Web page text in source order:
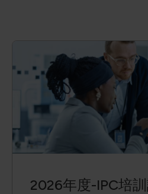
2026年度-IPC培